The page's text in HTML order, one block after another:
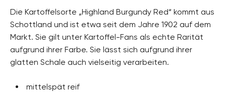
Die Kartoffelsorte „Highland Burgundy Red“ kommt aus
Schottland und ist etwa seit dem Jahre 1902 auf dem
Markt. Sie gilt unter Kartoffel-Fans als echte Rarität
aufgrund ihrer Farbe. Sie lässt sich aufgrund ihrer
glatten Schale auch vielseitig verarbeiten.
mittelspät reif